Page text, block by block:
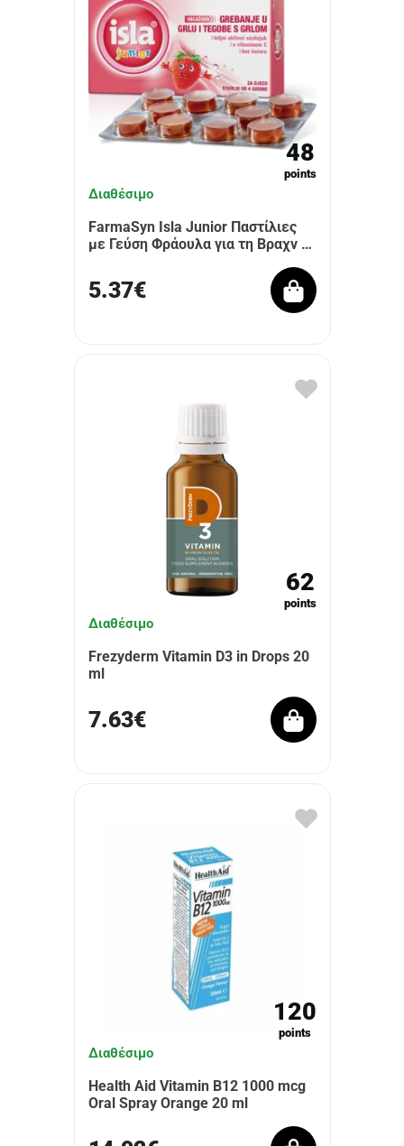
48
points
Διαθέσιμο
FarmaSyn Isla Junior Παστίλιες
με Γεύση Φράουλα για τη Βραχν …
5.37€
62
points
Διαθέσιμο
Frezyderm Vitamin D3 in Drops 20
ml
7.63€
120
points
Διαθέσιμο
Health Aid Vitamin B12 1000 mcg
Oral Spray Orange 20 ml